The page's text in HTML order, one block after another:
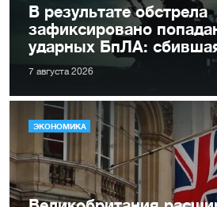
В результате обстрела
зафиксировано
ударных БпЛА:
7 августа 2026
ЭКОНОМИКА